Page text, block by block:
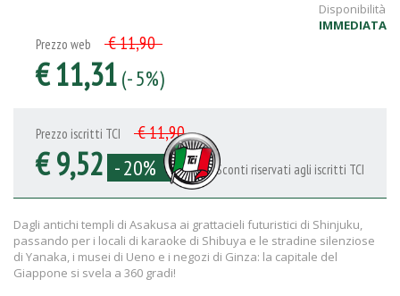
Disponibilità
IMMEDIATA
Prezzo web € 11,90
€ 11,31(- 5%)
Prezzo iscritti TCI € 11,90
€ 9,52 - 20% Sconti riservati agli iscritti TCI
Dagli antichi templi di Asakusa ai grattacieli futuristici di Shinjuku,
passando per i locali di karaoke di Shibuya e le stradine silenziose
di Yanaka, i musei di Ueno e i negozi di Ginza: la capitale del
Giappone si svela a 360 gradi!